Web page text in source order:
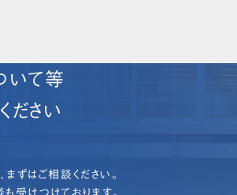
いて等
ださい
ずはご相談ください。
受けつけております。